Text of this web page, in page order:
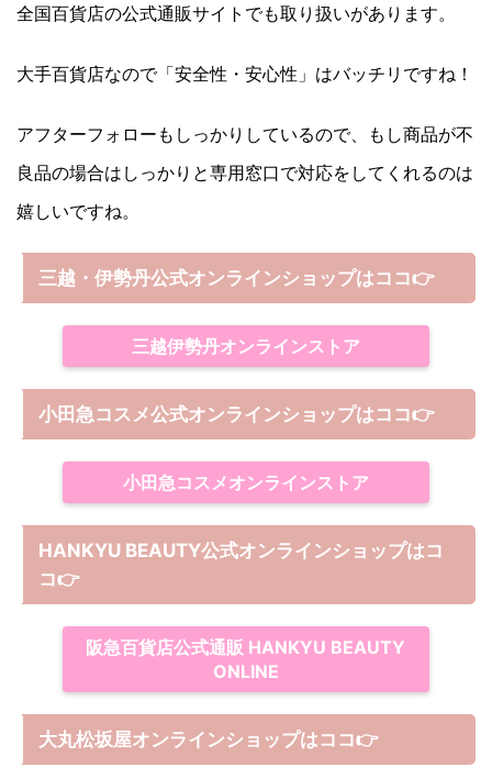
全国百貨店の公式通販サイトでも取り扱いがあります。
大手百貨店なので「安全性・安心性」はバッチリですね！
アフターフォローもしっかりしているので、もし商品が不
良品の場合はしっかりと専用窓口で対応をしてくれるのは
嬉しいですね。
三越・伊勢丹公式オンラインショップはココ👉
三越伊勢丹オンラインストア
小田急コスメ公式オンラインショップはココ👉
小田急コスメオンラインストア
HANKYU BEAUTY公式オンラインショップはコ
コ👉
阪急百貨店公式通販 HANKYU BEAUTY
ONLINE
大丸松坂屋オンラインショップはココ👉